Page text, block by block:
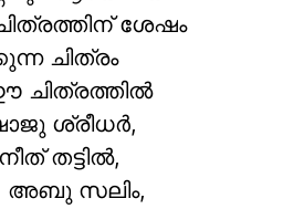
ശേഷം
ചിത്രം
ചിത്രത്തിൽ
ശ്രീധർ,
തട്ടിൽ,
അബു സലിം,